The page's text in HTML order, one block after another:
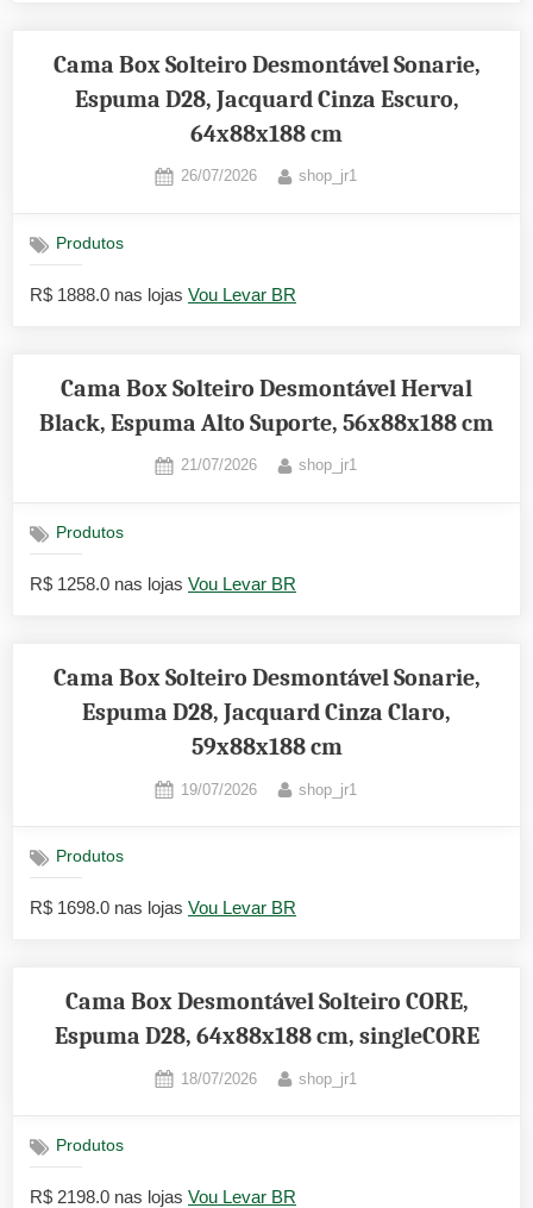
Cama Box Solteiro Desmontável Sonarie,
Espuma D28, Jacquard Cinza Escuro,
64x88x188 cm
Posted
26/07/2026 By
shop_jr1
Produtos
R$ 1888.0 nas lojas Vou Levar BR
Cama Box Solteiro Desmontável Herval
Black, Espuma Alto Suporte, 56x88x188 cm
Posted
21/07/2026 By
shop_jr1
Produtos
R$ 1258.0 nas lojas Vou Levar BR
Cama Box Solteiro Desmontável Sonarie,
Espuma D28, Jacquard Cinza Claro,
59x88x188 cm
Posted
19/07/2026 By
shop_jr1
Produtos
R$ 1698.0 nas lojas Vou Levar BR
Cama Box Desmontável Solteiro CORE,
Espuma D28, 64x88x188 cm, singleCORE
Posted
18/07/2026 By
shop_jr1
Produtos
R$ 2198.0 nas lojas Vou Levar BR